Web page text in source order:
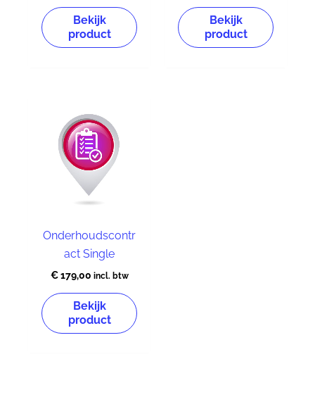
Bekijk
product
Bekijk
product
Onderhoudscontr
act Single
€179,00 incl. btw
Bekijk
product